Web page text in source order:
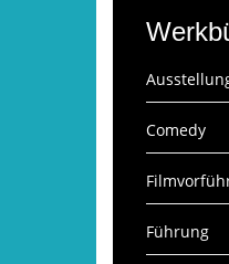
Comedy
Führung